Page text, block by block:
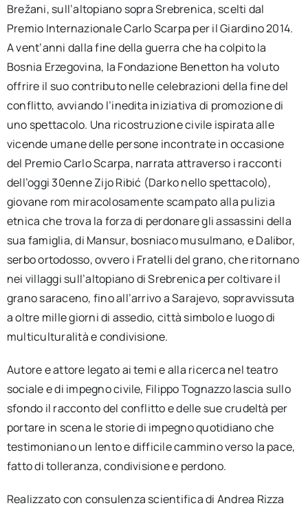
Brežani, sull’altopiano sopra Srebrenica, scelti dal
Premio Internazionale Carlo Scarpa per il Giardino 2014.
A vent’anni dalla fine della guerra che ha colpito la
Bosnia Erzegovina, la Fondazione Benetton ha voluto
offrire il suo contributo nelle celebrazioni della fine del
conflitto, avviando l’inedita iniziativa di promozione di
uno spettacolo. Una ricostruzione civile ispirata alle
vicende umane delle persone incontrate in occasione
del Premio Carlo Scarpa, narrata attraverso i racconti
dell’oggi 30enne Zijo Ribić (Darko nello spettacolo),
giovane rom miracolosamente scampato alla pulizia
etnica che trova la forza di perdonare gli assassini della
sua famiglia, di Mansur, bosniaco musulmano, e Dalibor,
serbo ortodosso, ovvero i Fratelli del grano, che ritornano
nei villaggi sull’altopiano di Srebrenica per coltivare il
grano saraceno, fino all’arrivo a Sarajevo, sopravvissuta
a oltre mille giorni di assedio, città simbolo e luogo di
multiculturalità e condivisione.
Autore e attore legato ai temi e alla ricerca nel teatro
sociale e di impegno civile, Filippo Tognazzo lascia sullo
sfondo il racconto del conflitto e delle sue crudeltà per
portare in scena le storie di impegno quotidiano che
testimoniano un lento e difficile cammino verso la pace,
fatto di tolleranza, condivisione e perdono.
Realizzato con consulenza scientifica di Andrea Rizza